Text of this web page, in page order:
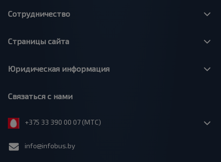
Сотрудничество
Страницы сайта
Юридическая информация
Связаться с нами
+375 33 390 00 07 (МТС)
info@infobus.by